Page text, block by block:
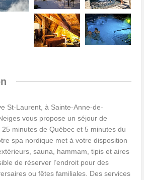
St-Laurent, à Sainte-Anne-de-
vous propose un séjour de
minutes de Québec et 5 minutes du
spa nordique met à votre disposition
sauna, hammam, tipis et aires
de réserver l’endroit pour des
ou fêtes familiales. Des services